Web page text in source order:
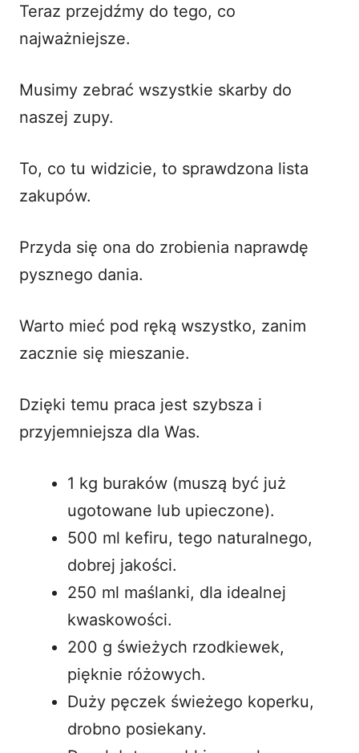
Teraz przejdźmy do tego, co
najważniejsze.
Musimy zebrać wszystkie skarby do
naszej zupy.
To, co tu widzicie, to sprawdzona lista
zakupów.
Przyda się ona do zrobienia naprawdę
pysznego dania.
Warto mieć pod ręką wszystko, zanim
zacznie się mieszanie.
Dzięki temu praca jest szybsza i
przyjemniejsza dla Was.
1 kg buraków (muszą być już
ugotowane lub upieczone).
500 ml kefiru, tego naturalnego,
dobrej jakości.
250 ml maślanki, dla idealnej
kwaskowości.
200 g świeżych rzodkiewek,
pięknie różowych.
Duży pęczek świeżego koperku,
drobno posiekany.